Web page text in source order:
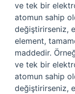
ve tek bir
atomun sahip
değiştirirseniz,
element,
maddedir.
ve tek bir
atomun sahip
değiştirirseniz,